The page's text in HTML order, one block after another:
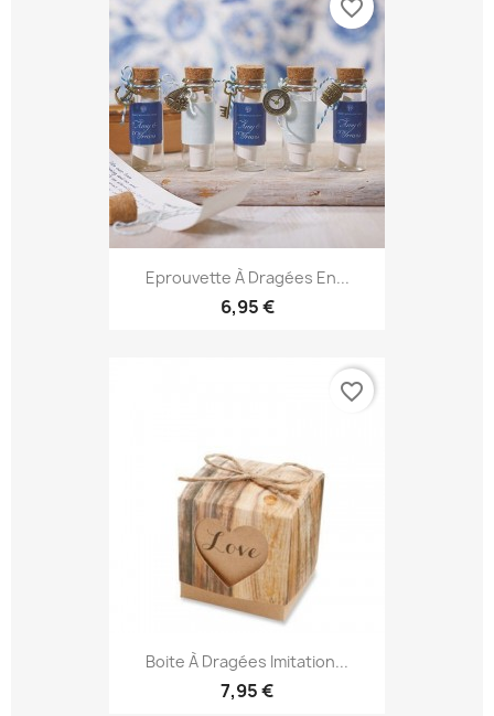
Eprouvette À Dragées En...
6,95 €
favorite_border
Boite À Dragées Imitation...
7,95 €
favorite_border